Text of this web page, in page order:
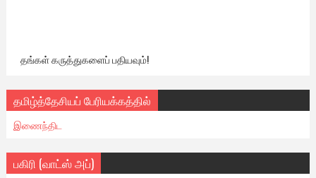
தங்கள் கருத்துகளைப் பதியவும்!
தமிழ்த்தேசியப் பேரியக்கத்தில்
இணைந்திட
பகிரி (வாட்ஸ் அப்)